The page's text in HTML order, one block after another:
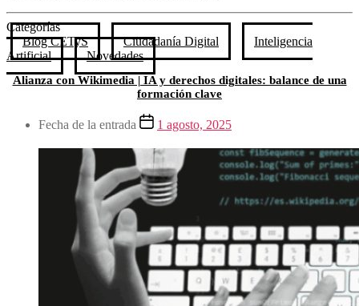
Categorías
Blog CETyS
Ciudadanía Digital
Inteligencia
Artificial
Novedades
Alianza con Wikimedia | IA y derechos digitales: balance de una
formación clave
Fecha de la entrada 1 agosto, 2025